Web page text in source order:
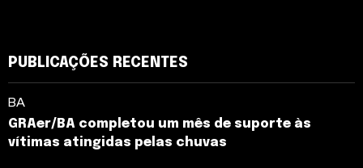
PUBLICAÇÕES RECENTES
BA
GRAer/BA completou um mês de suporte às
vítimas atingidas pelas chuvas